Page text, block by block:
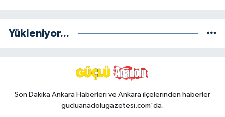
Yükleniyor...
Son Dakika Ankara Haberleri ve Ankara ilçelerinden haberler
gucluanadolugazetesi.com'da.